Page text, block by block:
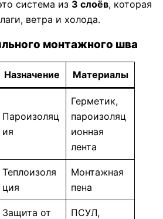
система из 3 слоёв, которая
ветра и холода.
монтажного шва
Назначение Материалы
Пароизоляц
ия
Герметик,
пароизоляц
ионная
лента
Теплоизоля
ция
Монтажная
пена
Защита от
ПСУЛ,